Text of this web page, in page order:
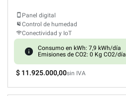
Panel digital
Control de humedad
Conectividad y IoT
Consumo en kWh: 7,9 kWh/día
Emisiones de CO2: 0 Kg CO2/día
$ 11.925.000,00sin IVA